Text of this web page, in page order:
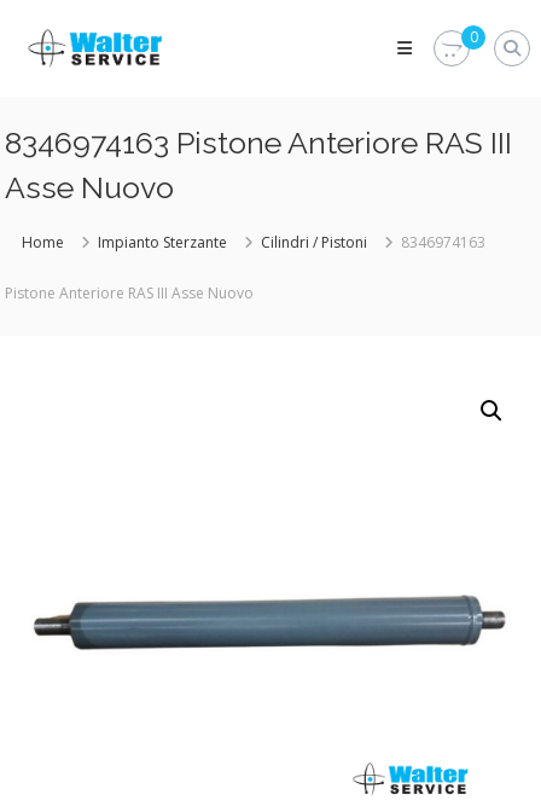
content
Walter
Service
parti
del
veicolo?
Walter
0
8346974163 Pistone Anteriore RAS III
Asse Nuovo
Home Impianto Sterzante Cilindri / Pistoni 8346974163
Pistone Anteriore RAS III Asse Nuovo